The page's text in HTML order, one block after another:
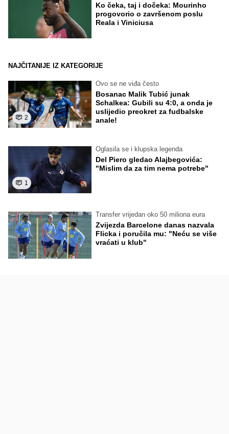
Ko čeka, taj i dočeka: Mourinho
progovorio o završenom poslu
Reala i Viniciusa
NAJČITANIJE IZ KATEGORIJE
2
Ovo se ne viđa često
Bosanac Malik Tubić junak
Schalkea: Gubili su 4:0, a onda je
uslijedio preokret za fudbalske
anale!
1
Oglasila se i klupska legenda
Del Piero gledao Alajbegovića:
"Mislim da za tim nema potrebe"
Transfer vrijedan oko 50 miliona eura
Zvijezda Barcelone danas nazvala
Flicka i poručila mu: "Neću se više
vraćati u klub"